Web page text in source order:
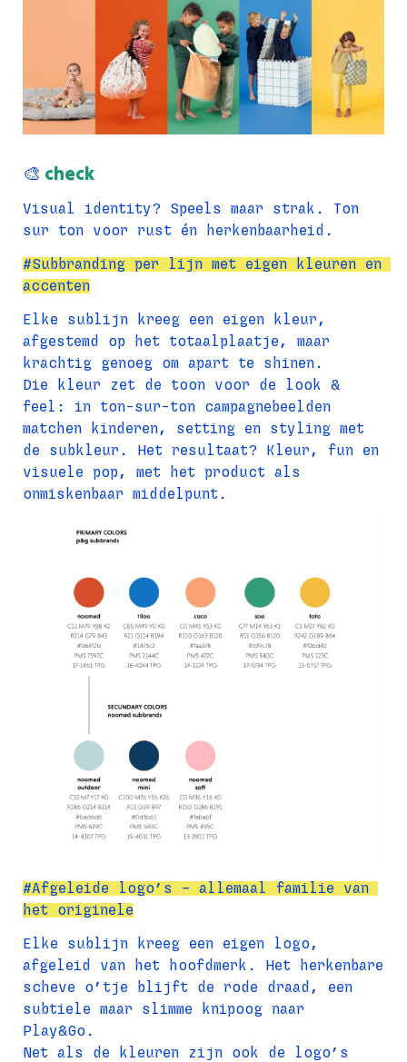
🎨 check
Visual identity? Speels maar strak. Ton
sur ton voor rust én herkenbaarheid.
#Subbranding per lijn met eigen kleuren en
accenten
Elke sublijn kreeg een eigen kleur,
afgestemd op het totaalplaatje, maar
krachtig genoeg om apart te shinen.
Die kleur zet de toon voor de look &
feel: in ton-sur-ton campagnebeelden
matchen kinderen, setting en styling met
de subkleur. Het resultaat? Kleur, fun en
visuele pop, met het product als
onmiskenbaar middelpunt.
#Afgeleide logo’s – allemaal familie van
het originele
Elke sublijn kreeg een eigen logo,
afgeleid van het hoofdmerk. Het herkenbare
scheve o’tje blijft de rode draad, een
subtiele maar slimme knipoog naar
Play&Go.
Net als de kleuren zijn ook de logo’s